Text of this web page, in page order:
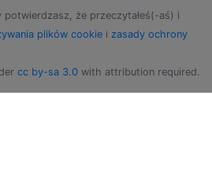
że przeczytałeś(-aś) i
plików cookie i zasady ochrony
cc by-sa 3.0 with attribution required.